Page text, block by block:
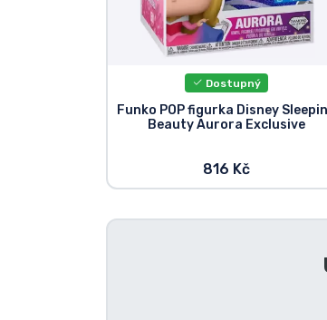
Dostupný
Funko POP figurka Disney
Beauty Aurora Exclusive
816 Kč